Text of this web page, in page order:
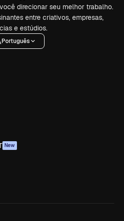
direcionar seu melhor trabalho.
entre criativos, empresas,
e estúdios.
Português
New